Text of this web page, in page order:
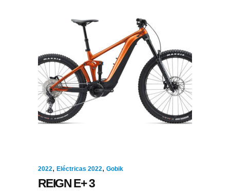
2022, Eléctricas 2022, Gobik
REIGN E+ 3